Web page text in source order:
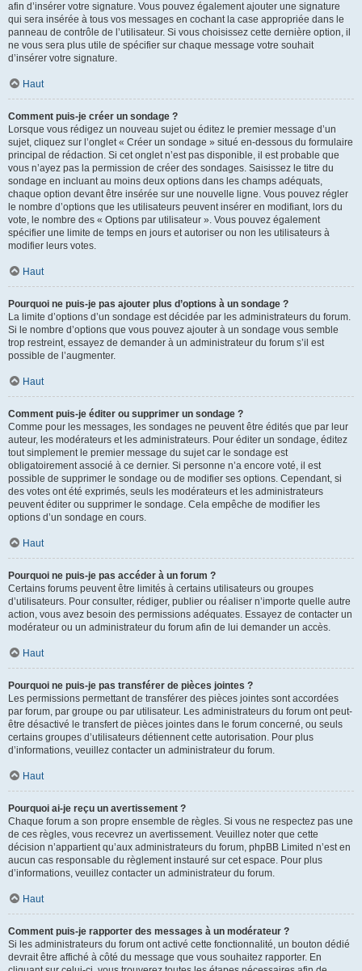
afin d’insérer votre signature. Vous pouvez également ajouter une signature
qui sera insérée à tous vos messages en cochant la case appropriée dans le
panneau de contrôle de l’utilisateur. Si vous choisissez cette dernière option, il
ne vous sera plus utile de spécifier sur chaque message votre souhait
d’insérer votre signature.
Haut
Comment puis-je créer un sondage ?
Lorsque vous rédigez un nouveau sujet ou éditez le premier message d’un
sujet, cliquez sur l’onglet « Créer un sondage » situé en-dessous du formulaire
principal de rédaction. Si cet onglet n’est pas disponible, il est probable que
vous n’ayez pas la permission de créer des sondages. Saisissez le titre du
sondage en incluant au moins deux options dans les champs adéquats,
chaque option devant être insérée sur une nouvelle ligne. Vous pouvez régler
le nombre d’options que les utilisateurs peuvent insérer en modifiant, lors du
vote, le nombre des « Options par utilisateur ». Vous pouvez également
spécifier une limite de temps en jours et autoriser ou non les utilisateurs à
modifier leurs votes.
Haut
Pourquoi ne puis-je pas ajouter plus d’options à un sondage ?
La limite d’options d’un sondage est décidée par les administrateurs du forum.
Si le nombre d’options que vous pouvez ajouter à un sondage vous semble
trop restreint, essayez de demander à un administrateur du forum s’il est
possible de l’augmenter.
Haut
Comment puis-je éditer ou supprimer un sondage ?
Comme pour les messages, les sondages ne peuvent être édités que par leur
auteur, les modérateurs et les administrateurs. Pour éditer un sondage, éditez
tout simplement le premier message du sujet car le sondage est
obligatoirement associé à ce dernier. Si personne n’a encore voté, il est
possible de supprimer le sondage ou de modifier ses options. Cependant, si
des votes ont été exprimés, seuls les modérateurs et les administrateurs
peuvent éditer ou supprimer le sondage. Cela empêche de modifier les
options d’un sondage en cours.
Haut
Pourquoi ne puis-je pas accéder à un forum ?
Certains forums peuvent être limités à certains utilisateurs ou groupes
d’utilisateurs. Pour consulter, rédiger, publier ou réaliser n’importe quelle autre
action, vous avez besoin des permissions adéquates. Essayez de contacter un
modérateur ou un administrateur du forum afin de lui demander un accès.
Haut
Pourquoi ne puis-je pas transférer de pièces jointes ?
Les permissions permettant de transférer des pièces jointes sont accordées
par forum, par groupe ou par utilisateur. Les administrateurs du forum ont peut-
être désactivé le transfert de pièces jointes dans le forum concerné, ou seuls
certains groupes d’utilisateurs détiennent cette autorisation. Pour plus
d’informations, veuillez contacter un administrateur du forum.
Haut
Pourquoi ai-je reçu un avertissement ?
Chaque forum a son propre ensemble de règles. Si vous ne respectez pas une
de ces règles, vous recevrez un avertissement. Veuillez noter que cette
décision n’appartient qu’aux administrateurs du forum, phpBB Limited n’est en
aucun cas responsable du règlement instauré sur cet espace. Pour plus
d’informations, veuillez contacter un administrateur du forum.
Haut
Comment puis-je rapporter des messages à un modérateur ?
Si les administrateurs du forum ont activé cette fonctionnalité, un bouton dédié
devrait être affiché à côté du message que vous souhaitez rapporter. En